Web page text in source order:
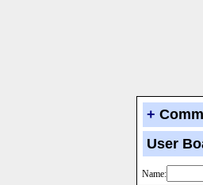
+
User
Name: